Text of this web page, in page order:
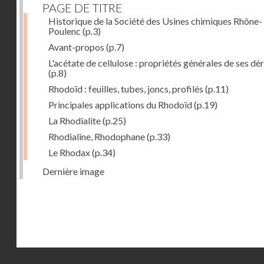
PAGE DE TITRE
Historique de la Société des Usines chimiques Rhône-
Poulenc (p.3)
Avant-propos (p.7)
L'acétate de cellulose : propriétés générales de ses
(p.8)
Rhodoïd : feuilles, tubes, joncs, profilés (p.11)
Principales applications du Rhodoïd(p.19)
La Rhodialite(p.25)
Rhodialine, Rhodophane(p.33)
Le Rhodax(p.34)
Dernière image